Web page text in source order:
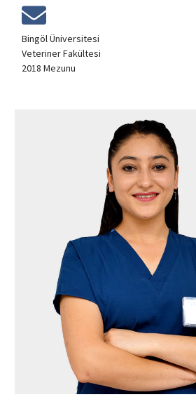
Bingöl Üniversitesi
Veteriner Fakültesi
2018 Mezunu